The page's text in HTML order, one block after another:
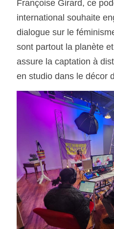
Françoise Girard, ce
international souhaite
dialogue sur le
sont partout la planète
assure la captation à
en studio dans le décor